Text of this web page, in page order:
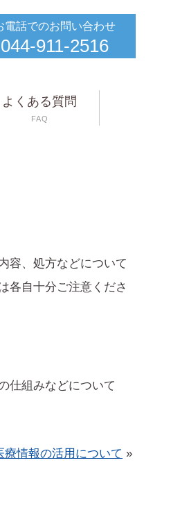
電話でのお問い合わせ
044-911-2516
よくある質問
FAQ
容、処方などについて
各自十分ご注意くださ
仕組みなどについて
療情報の活用について »